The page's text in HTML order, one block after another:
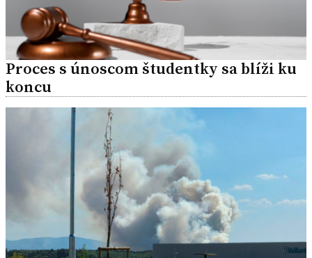
Proces s únoscom študentky sa blíži ku
koncu